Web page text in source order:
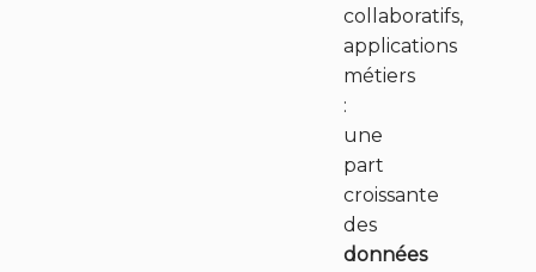
collaboratifs,
applications
métiers
:
une
part
croissante
des
données